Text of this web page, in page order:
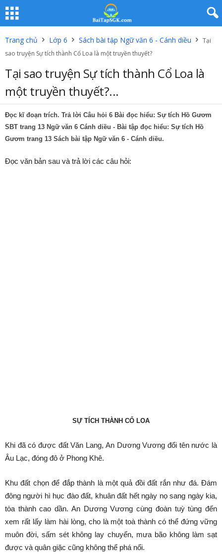
Trang chủ Lớp 6 Sách bài tập Ngữ văn 6 - Cánh diều
Tại
sao truyện Sự tích thành Cổ Loa là một truyền thuyết?
Tại sao truyện Sự tích thành Cổ Loa là
một truyền thuyết?...
Đọc kĩ đoạn trích. Trả lời Câu hỏi 6 Bài đọc hiểu: Sự tích Hồ Gươm
SBT trang 13 Ngữ văn 6 Cánh diều - Bài tập đọc hiểu: Sự tích Hồ
Gươm trang 13 Sách bài tập Ngữ văn 6 - Cánh diều.
Đọc văn bản sau và trả lời các câu hỏi:
SỰ TÍCH THÀNH CỔ LOA
Khi đã có được đất Văn Lang, An Dương Vương đổi tên nước là
Âu Lạc, đóng đô ở Phong Khê.
Khu đất chọn để đắp thành là một quả đồi đất rắn như đá. Đám
đông người hì hục đào đất, khuân đất hết ngày nọ sang ngày kia,
tòa thành cao dần. An Dương Vương cùng đoàn tuỳ tùng đến
xem rất lấy làm hài lòng, cho là một toà thành có thể đứng vững
muôn đời, sấm sét không lay chuyển, mưa bão không làm sạt
được và quân giặc cũng không thể phá nổi.